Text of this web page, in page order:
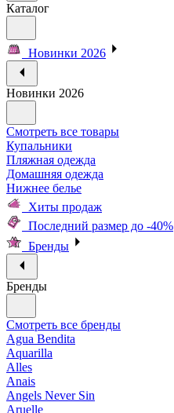
Каталог
Новинки 2026
Новинки 2026
Смотреть все товары
Купальники
Пляжная одежда
Домашняя одежда
Нижнее белье
Хиты продаж
Последний размер до -40%
Бренды
Бренды
Смотреть все бренды
Agua Bendita
Aquarilla
Alles
Anais
Angels Never Sin
Aruelle